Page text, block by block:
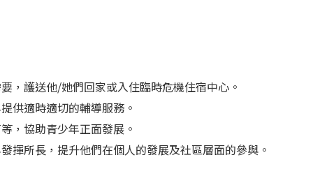
，護送他/她們回家或入住臨時危機住宿中心。
供適時適切的輔導服務。
，協助青少年正面發展。
揮所長，提升他們在個人的發展及社區層面的參與。